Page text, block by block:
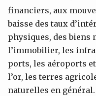
financiers, aux
baisse des taux
physiques, des biens
l’immobilier, les
ports, les aéroports
l’or, les terres
naturelles en général.